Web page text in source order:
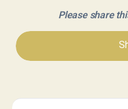
Please share